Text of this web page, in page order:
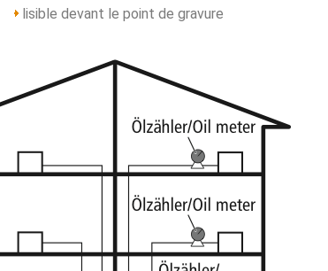
lisible devant le point de gravure